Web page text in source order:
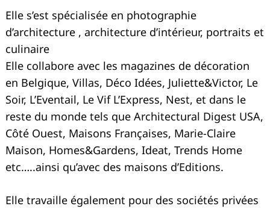
Elle s’est spécialisée en photographie
d’architecture , architecture d’intérieur, portraits et
culinaire
Elle collabore avec les magazines de décoration
en Belgique, Villas, Déco Idées, Juliette&Victor, Le
Soir, L’Eventail, Le Vif L’Express, Nest, et dans le
reste du monde tels que Architectural Digest USA,
Côté Ouest, Maisons Françaises, Marie-Claire
Maison, Homes&Gardens, Ideat, Trends Home
etc…..ainsi qu’avec des maisons d’Editions.
Elle travaille également pour des sociétés privées